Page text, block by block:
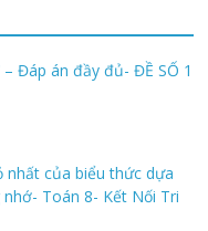
Đáp án đầy đủ- ĐỀ SỐ 1
nhất của biểu thức dựa
Toán 8- Kết Nối Tri